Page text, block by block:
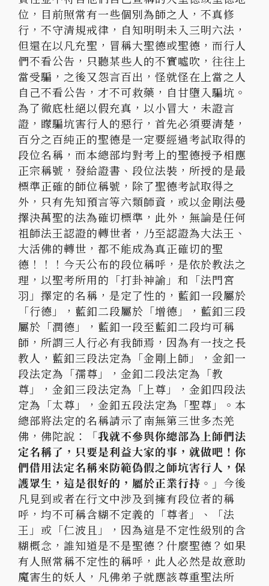
位，目前照常有一些個別為師之人，不真修
行，不守清規戒律，自知明明未入三明六法，
但還在以凡充聖，冒稱大聖德或聖德，而行人
們不看公告，只聽某些人的不實噓吹，往往上
當受騙，之後又怨言百出，怪就怪在上當之人
自己不看公告，才不可救藥，自甘墮入騙坑。
為了徹底杜絕以假充真，以小冒大，未證言
證，矇騙坑害行人的惡行，首先必須要清楚，
百分之百純正的聖德是一定要經過考試取得的
段位名稱，而本總部均對考上的聖德授予相應
正宗稱號，發給證書、段位法裝，所授的是最
標準正確的師位稱號，除了聖德考試取得之
外，只有先知預言等六類師資，或以金剛法曼
擇決萬聖的法為確切標準，此外，無論是任何
祖師法王認證的轉世者，乃至認證為大法王、
大活佛的轉世，都不能成為真正確切的聖
德！！！今天公布的段位稱呼，是依於教法之
理，以聖考所用的「打卦神諭」和「法門宮
羽」擇定的名稱，是定了性的，藍釦一段屬於
「行德」，藍釦二段屬於「增德」，藍釦三段
屬於「潤德」，藍釦一段至藍釦二段均可稱
師，所謂三人行必有我師焉，因為有一技之長
教人，藍釦三段法定為「金剛上師」，金釦一
段法定為「孺尊」，金釦二段法定為「教
尊」，金釦三段法定為「上尊」，金釦四段法
定為「太尊」，金釦五段法定為「聖尊」。本
總部將法定的名稱請示了南無第三世多杰羌
佛，佛陀說：
「我就不參與你總部為上師們法
定名稱了，只要是利益大家的事，就做吧！你
們借用法定名稱來防範偽假之師坑害行人，保
護眾生，這是很好的，屬於正業行持。」 今後
凡見到或者在行文中涉及到擁有段位者的稱
呼，均不可稱含糊不定義的「尊者」、「法
王」或「仁波且」，因為這是不定性級別的含
糊概念，誰知道是不是聖德？什麼聖德？如果
有人照常稱不定性的稱呼，此人必然是故意助
魔害生的妖人，凡佛弟子就應該尊重聖法所